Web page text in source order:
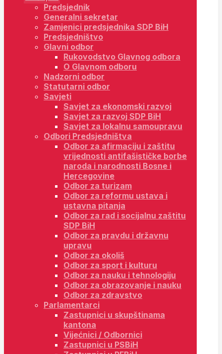
Predsjednik
Generalni sekretar
Zamjenici predsjednika SDP BiH
Predsjedništvo
Glavni odbor
Rukovodstvo Glavnog odbora
O Glavnom odboru
Nadzorni odbor
Statutarni odbor
Savjeti
Savjet za ekonomski razvoj
Savjet za razvoj SDP BiH
Savjet za lokalnu samoupravu
Odbori Predsjedništva
Odbor za afirmaciju i zaštitu
vrijednosti antifašističke borbe
naroda i narodnosti Bosne i
Hercegovine
Odbor za turizam
Odbor za reformu ustava i
ustavna pitanja
Odbor za rad i socijalnu zaštitu
SDP BiH
Odbor za pravdu i državnu
upravu
Odbor za okoliš
Odbor za sport i kulturu
Odbor za nauku i tehnologiju
Odbor za obrazovanje i nauku
Odbor za zdravstvo
Parlamentarci
Zastupnici u skupštinama
kantona
Vijećnici / Odbornici
Zastupnici u PSBiH